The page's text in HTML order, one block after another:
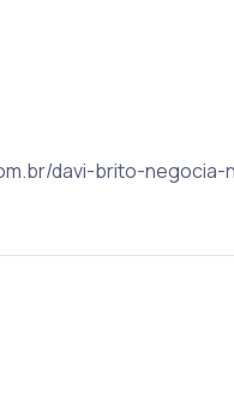
davi-brito-